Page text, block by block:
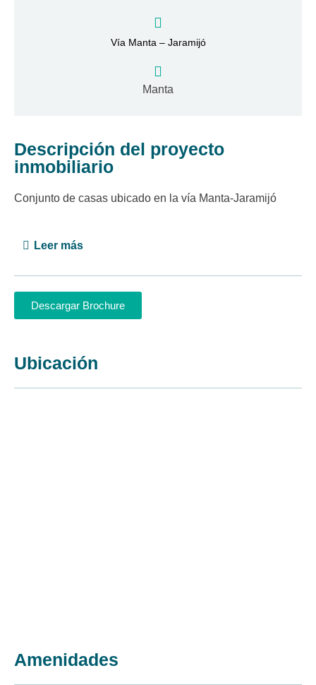
Vía Manta – Jaramijó
Manta
Descripción del proyecto
inmobiliario
Conjunto de casas ubicado en la vía Manta-Jaramijó
Leer más
Descargar Brochure
Ubicación
Amenidades